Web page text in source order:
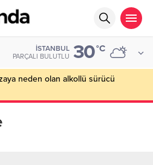
İSTANBUL
PARÇALI BULUTLU 30°C
neden olan alkollü sürücü